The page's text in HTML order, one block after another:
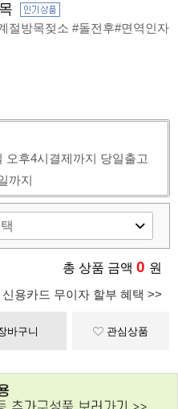
절방목젖소 #돌전후#면역인자
오후4시결제까지 당일출고
까지
총 상품 금액 0 원
신용카드 무이자 할부 혜택 >>
바구니 관심상품